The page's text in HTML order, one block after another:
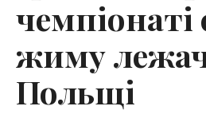
чемпіонаті
жиму
Польщі